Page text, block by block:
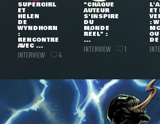
SUPERGIRL
ET
HELEN
DE
WYNDHORN
:
RENCONTRE
AVEC ...
INTERVIEW 4
"CHAQUE
AUTEUR
S'INSPIRE
DU
MONDE
RÉEL" :
...
INTERVIEW 1
ET
: